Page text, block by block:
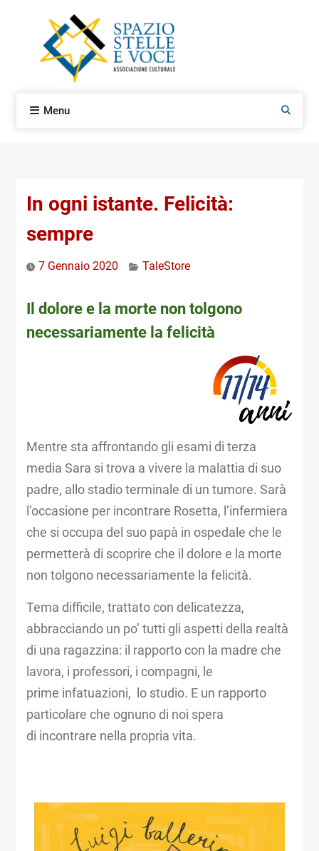
Menu Search
In ogni istante. Felicità:
sempre
7 Gennaio 2020 TaleStore
Il dolore e la morte non tolgono
necessariamente la felicità
Mentre sta affrontando gli esami di terza
media Sara si trova a vivere la malattia di suo
padre, allo stadio terminale di un tumore. Sarà
l’occasione per incontrare Rosetta, l’infermiera
che si occupa del suo papà in ospedale che le
permetterà di scoprire che il dolore e la morte
non tolgono necessariamente la felicità.​
Tema difficile, trattato con delicatezza,
abbracciando un po’ tutti gli aspetti della realtà
di una ragazzina: il rapporto con la madre che
lavora, i professori, i compagni, le
prime infatuazioni, lo studio.​ E un rapporto
particolare che ognuno di noi spera
di incontrare nella propria vita.​